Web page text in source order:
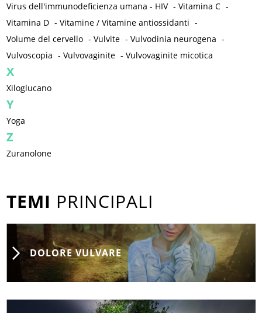
Virus dell'immunodeficienza umana - HIV -Vitamina C -
Vitamina D -Vitamine / Vitamine antiossidanti -
Volume del cervello -Vulvite -Vulvodinia neurogena -
Vulvoscopia -Vulvovaginite -Vulvovaginite micotica
X
Xiloglucano
Y
Yoga
Z
Zuranolone
TEMI PRINCIPALI
DOLORE VULVARE